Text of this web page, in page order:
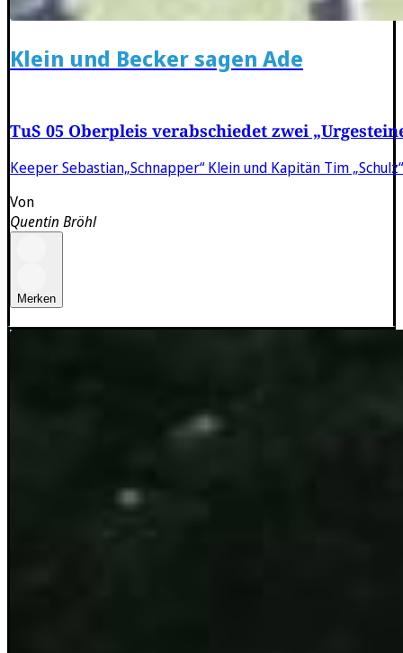
Klein und Becker sagen Ade
TuS 05 Oberpleis verabschiedet zwei
Keeper Sebastian„Schnapper“ Klein und Kapitän Tim
Von
Quentin Bröhl
Merken